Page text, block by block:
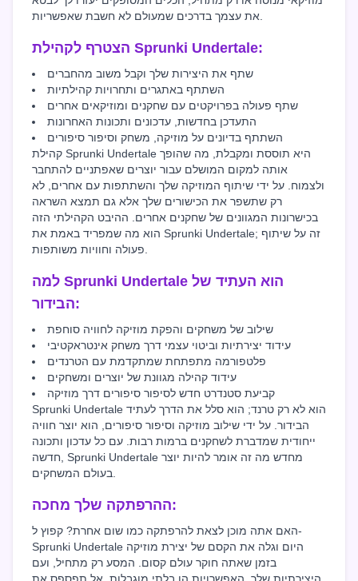
הצטרף לקהילת Sprunki Undertale:
שתף את היצירות שלך וקבל משוב מהחברים
השתתף באתגרים ותחרויות קהילתיות
שתף פעולה בפרויקטים עם שחקנים ומוזיקאים אחרים
התעדכן בחדשות, עדכונים ותכונות האחרונות
השתתף בדיונים על מוזיקה, משחק וסיפור סיפורים
קהילת Sprunki Undertale היא תוססת ומקבלת, מה שהופך
אותה למקום המושלם עבור יוצרים שאפתניים להתחבר
ולצמוח. על ידי שיתוף המוזיקה שלך והשתתפות עם אחרים, לא
רק שתשפר את הכישורים שלך אלא גם תמצא השראה
בכישרונות המגוונים של שחקנים אחרים. ההיבט הקהילתי הזה
הוא מה שמפריד באמת את Sprunki Undertale; זה על שיתוף
למה Sprunki Undertale הוא העתיד של
הבידור:
שילוב של משחקים והפקת מוזיקה לחוויה סוחפת
עידוד יצירתיות וביטוי עצמי דרך משחק אינטראקטיבי
פלטפורמה מתפתחת שמתקדמת עם הטרנדים
עידוד קהילה מגוונת של יוצרים ומשחקים
קביעת סטנדרט חדש לסיפור סיפורים דרך מוזיקה
Sprunki Undertale הוא לא רק טרנד; הוא סלל את הדרך לעתיד
הבידור. על ידי שילוב מוזיקה וסיפור סיפורים, הוא יוצר חוויה
ייחודית שמדברת לשחקנים ברמות רבות. עם כל עדכון ותכונה
חדשה, Sprunki Undertale מחדש מה זה אומר להיות יוצר
ההרפתקה שלך מחכה:
האם אתה מוכן לצאת להרפתקה כמו שום אחרת? קפוץ ל-
Sprunki Undertale היום וגלה את הקסם של יצירת מוזיקה
בזמן שאתה חוקר עולם קסום. המסע רק מתחיל, ועם